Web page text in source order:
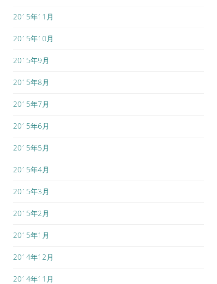
2015年11月
2015年10月
2015年9月
2015年8月
2015年7月
2015年6月
2015年5月
2015年4月
2015年3月
2015年2月
2015年1月
2014年12月
2014年11月